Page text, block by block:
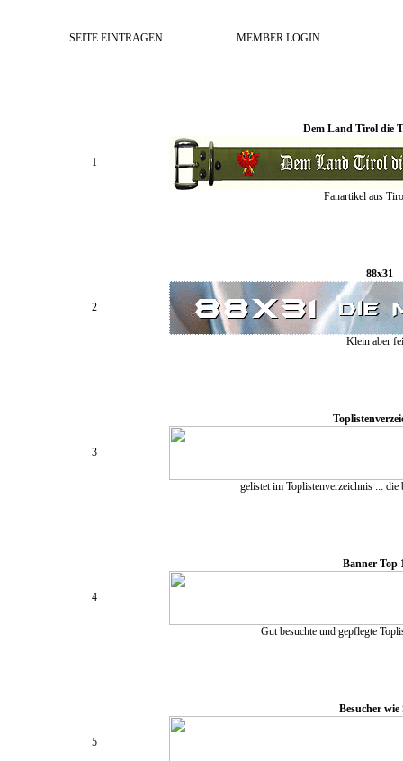
SEITE EINTRAGEN MEMBER LOGIN
1
Dem Land Tirol die
Fanartikel aus
2
88x31
Klein aber
3
gelistet im Toplistenverzeichnis :::
4
Banner Top
Gut besuchte und gepflegte
5
Besucher wie